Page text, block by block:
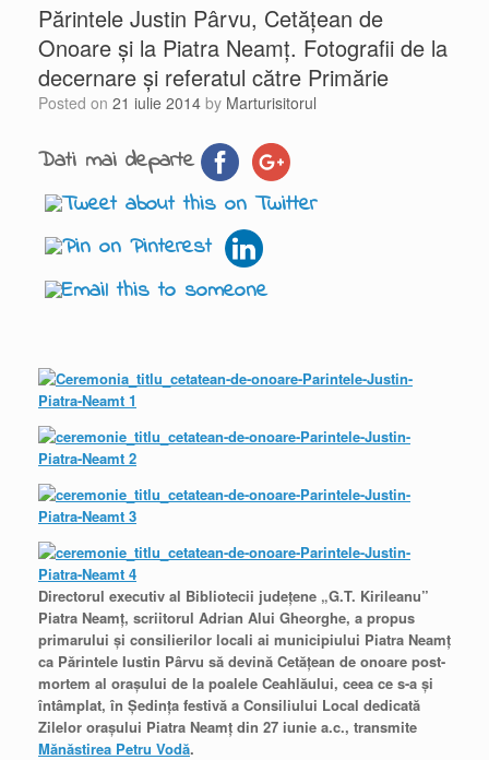
Părintele Justin Pârvu, Cetățean de
Onoare şi la Piatra Neamț. Fotografii de la
decernare şi referatul către Primărie
Posted on 21 iulie 2014 by Marturisitorul
Dati mai departe
Directorul executiv al Bibliotecii judeţene „G.T. Kirileanu”
Piatra Neamţ, scriitorul Adrian Alui Gheorghe, a propus
primarului şi consilierilor locali ai municipiului Piatra Neamţ
ca Părintele Iustin Pârvu să devină Cetăţean de onoare post-
mortem al oraşului de la poalele Ceahlăului, ceea ce s-a şi
întâmplat, în Şedinţa festivă a Consiliului Local dedicată
Zilelor oraşului Piatra Neamţ din 27 iunie a.c., transmite
Mănăstirea Petru Vodă.